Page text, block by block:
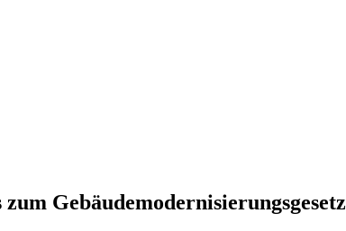
Gebäudemodernisierungsgesetz